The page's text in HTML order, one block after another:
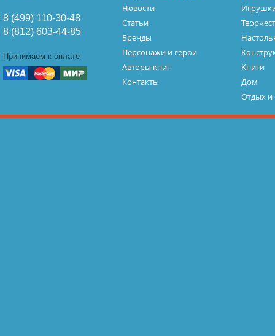
8 (499) 110-30-48
8 (812) 603-44-85
Принимаем к оплате
Новости
Статьи
Бренды
Персонажи и герои
Авторы книг
Контакты
Книги
Дом
Отдых и